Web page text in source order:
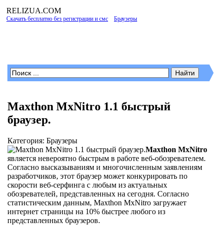
RELIZUA.COM
Скачать бесплатно без регистрации и смс Браузеры
Maxthon MxNitro 1.1 быстрый
браузер.
Категория: Браузеры
Maxthon MxNitro
является невероятно быстрым в работе веб-обозревателем.
Согласно высказываниям и многочисленным заявлениям
разработчиков, этот браузер может конкурировать по
скорости веб-серфинга с любым из актуальных
обозревателей, представленных на сегодня. Согласно
статистическим данным, Maxthon MxNitro загружает
интернет страницы на 10% быстрее любого из
представленных браузеров.